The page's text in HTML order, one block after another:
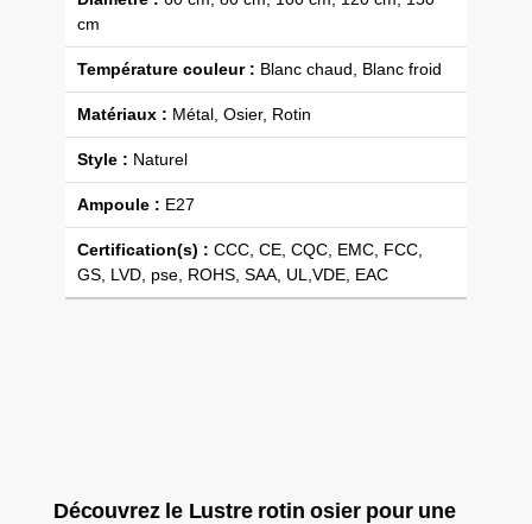
cm
Température couleur : Blanc chaud, Blanc froid
Matériaux : Métal, Osier, Rotin
Style : Naturel
Ampoule : E27
Certification(s) : CCC, CE, CQC, EMC, FCC,
GS, LVD, pse, ROHS, SAA, UL,VDE, EAC
Découvrez le Lustre rotin osier pour une